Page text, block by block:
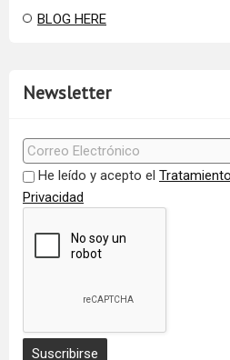
BLOG HERE
Newsletter
He leído y acepto el
Privacidad